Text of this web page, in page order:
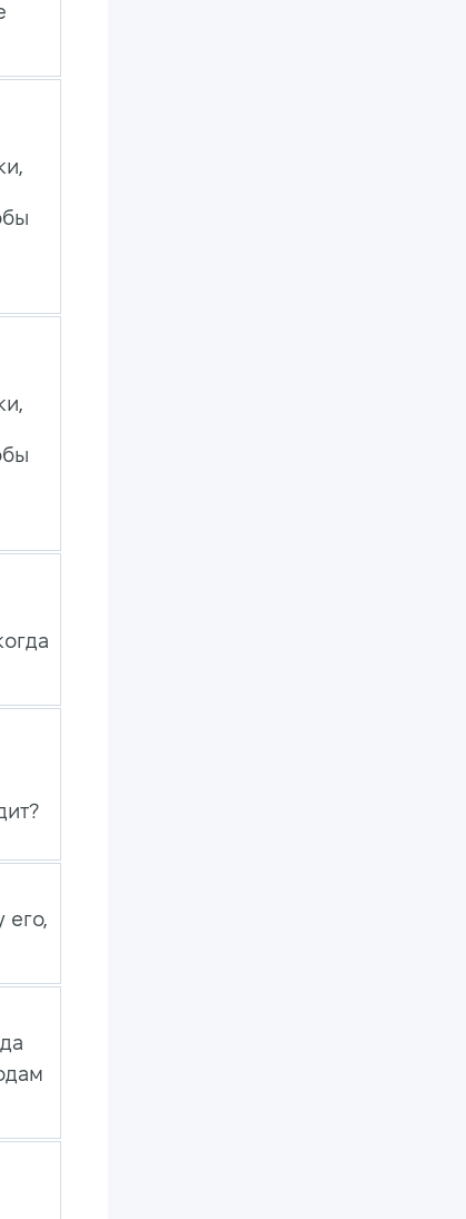
его,